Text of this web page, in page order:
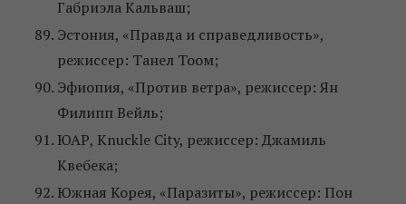
Габриэла Кальваш;
Эстония, «Правда и справедливость»,
режиссер: Танел Тоом;
Эфиопия, «Против ветра», режиссер: Ян
Филипп Вейль;
ЮАР, Knuckle City, режиссер: Джамиль
Квебека;
Южная Корея, «Паразиты», режиссер: Пон